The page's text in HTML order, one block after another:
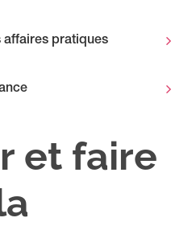
affaires pratiques
et faire